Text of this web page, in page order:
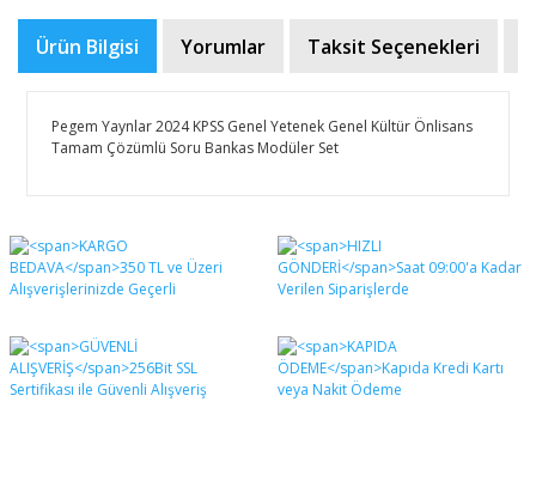
Ürün Bilgisi Yorumlar Taksit Seçenekleri
Pegem Yaynlar 2024 KPSS Genel Yetenek Genel Kültür Önlisans
Tamam Çözümlü Soru Bankas Modüler Set
Bu ürüne ilk yorumu siz yapın!
Yorum Yaz
Bu ürünün fiyat bilgisi, resim, ürün açıklamalarında ve
diğer konularda yetersiz gördüğünüz noktaları öneri
formunu kullanarak tarafımıza iletebilirsiniz.
Görüş ve önerileriniz için teşekkür ederiz.
Ürün resmi kalitesiz, bozuk veya görüntülenemiyor.
Ürün açıklamasında eksik bilgiler bulunuyor.